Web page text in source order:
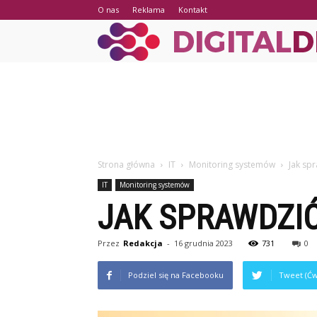
O nas Reklama Kontakt
Strona główna IT Monitoring systemów Jak
IT Monitoring systemów
JAK
Przez Redakcja - 16 grudnia 2023 731 0
Podziel się na Facebooku Tweet